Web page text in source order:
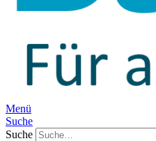
Menü
Suche
Suche